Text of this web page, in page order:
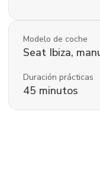
Modelo de coche
Seat Ibiza,
Duración prácticas
45 minutos